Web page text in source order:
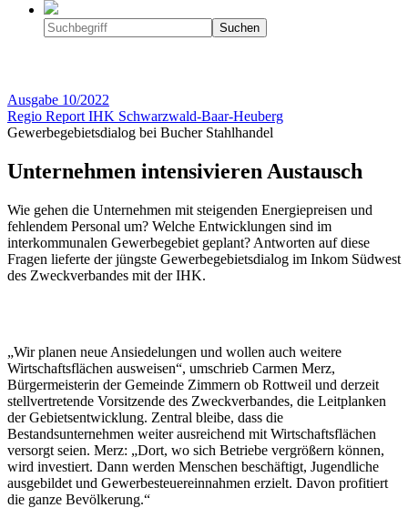
Ausgabe 10/2022
Regio Report IHK Schwarzwald-Baar-Heuberg
Gewerbegebietsdialog bei Bucher Stahlhandel
Unternehmen intensivieren Austausch
Wie gehen die Unternehmen mit steigenden Energiepreisen und
fehlendem Personal um? Welche Entwicklungen sind im
interkommunalen Gewerbegebiet geplant? Antworten auf diese
Fragen lieferte der jüngste Gewerbegebietsdialog im Inkom Südwest
des Zweckverbandes mit der IHK.
„Wir planen neue Ansiedelungen und wollen auch weitere
Wirtschaftsflächen ausweisen“, umschrieb Carmen Merz,
Bürgermeisterin der Gemeinde Zimmern ob Rottweil und derzeit
stellvertretende Vorsitzende des Zweckverbandes, die Leitplanken
der Gebietsentwicklung. Zentral bleibe, dass die
Bestandsunternehmen weiter ausreichend mit Wirtschaftsflächen
versorgt seien. Merz: „Dort, wo sich Betriebe vergrößern können,
wird investiert. Dann werden Menschen beschäftigt, Jugendliche
ausgebildet und Gewerbesteuereinnahmen erzielt. Davon profitiert
die ganze Bevölkerung.“